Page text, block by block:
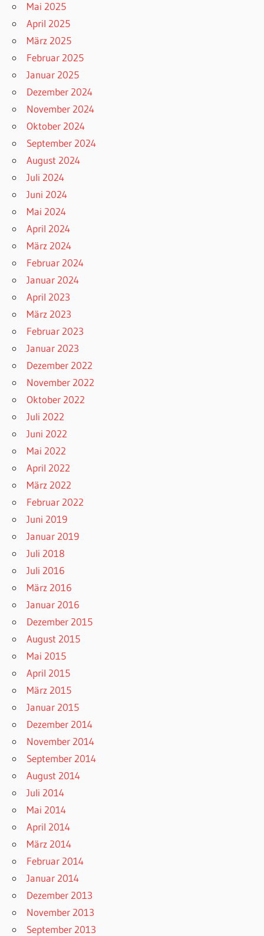
Mai 2025
April 2025
März 2025
Februar 2025
Januar 2025
Dezember 2024
November 2024
Oktober 2024
September 2024
August 2024
Juli 2024
Juni 2024
Mai 2024
April 2024
März 2024
Februar 2024
Januar 2024
April 2023
März 2023
Februar 2023
Januar 2023
Dezember 2022
November 2022
Oktober 2022
Juli 2022
Juni 2022
Mai 2022
April 2022
März 2022
Februar 2022
Juni 2019
Januar 2019
Juli 2018
Juli 2016
März 2016
Januar 2016
Dezember 2015
August 2015
Mai 2015
April 2015
März 2015
Januar 2015
Dezember 2014
November 2014
September 2014
August 2014
Juli 2014
Mai 2014
April 2014
März 2014
Februar 2014
Januar 2014
Dezember 2013
November 2013
September 2013